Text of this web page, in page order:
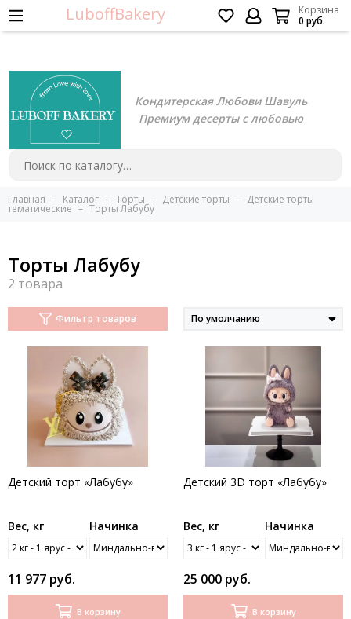
Кондитерская Любови Шавуль
Премиум десерты с любовью
LuboffBakery
Корзина
0 руб.
Главная Каталог Торты Детские торты Детские торты
тематические Торты Лабубу
Торты Лабубу
Фильтр товаров
Детский торт «Лабубу»
Вес, кг Начинка
11 977 руб.
В корзину
Детский 3D торт «Лабубу»
Вес, кг Начинка
25 000 руб.
В корзину